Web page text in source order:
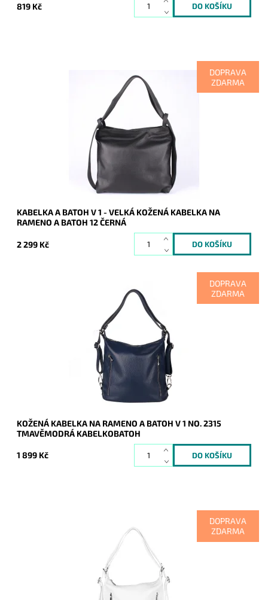
819 Kč
DOPRAVA
ZDARMA
Kabelka na rameno a batoh v jednom provedení! Moderní
italský kvalitní kožený doplněk každé ženy.
Skladem
Vera Pelle
2 roky
KABELKA A BATOH V 1 - VELKÁ KOŽENÁ KABELKA NA
RAMENO A BATOH 12 ČERNÁ
2 299 Kč
DOPRAVA
ZDARMA
Kabelka na rameno a batoh v jednom provedení v
tmavěmodré barvě! Moderní italský kvalitní kožený doplněk
Skladem
20683
Vera Pelle
KOŽENÁ KABELKA NA RAMENO A BATOH V 1 NO. 2315
TMAVĚMODRÁ KABELKOBATOH
1 899 Kč
DOPRAVA
ZDARMA
Kabelka na rameno a batoh v jednom provedení v klasické
bílé barvě! Moderní italský kvalitní kožený doplněk každé
Skladem
Vera Pelle